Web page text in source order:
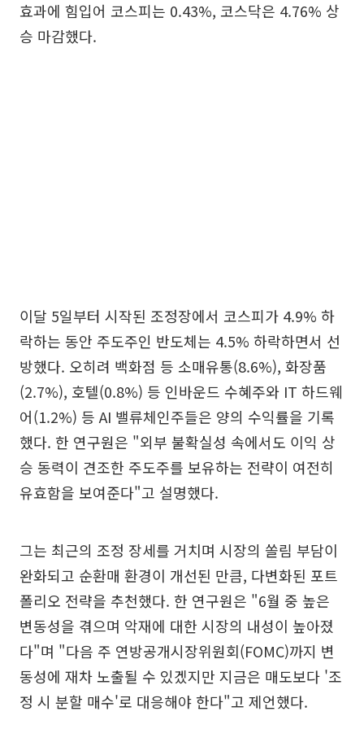
효과에 힘입어 코스피는 0.43%, 코스닥은 4.76% 상
승 마감했다.
이달 5일부터 시작된 조정장에서 코스피가 4.9% 하
락하는 동안 주도주인 반도체는 4.5% 하락하면서 선
방했다. 오히려 백화점 등 소매유통(8.6%), 화장품
(2.7%), 호텔(0.8%) 등 인바운드 수혜주와 IT 하드웨
어(1.2%) 등 AI 밸류체인주들은 양의 수익률을 기록
했다. 한 연구원은 "외부 불확실성 속에서도 이익 상
승 동력이 견조한 주도주를 보유하는 전략이 여전히
유효함을 보여준다"고 설명했다.
그는 최근의 조정 장세를 거치며 시장의 쏠림 부담이
완화되고 순환매 환경이 개선된 만큼, 다변화된 포트
폴리오 전략을 추천했다. 한 연구원은 "6월 중 높은
변동성을 겪으며 악재에 대한 시장의 내성이 높아졌
다"며 "다음 주 연방공개시장위원회(FOMC)까지 변
동성에 재차 노출될 수 있겠지만 지금은 매도보다 '조
정 시 분할 매수'로 대응해야 한다"고 제언했다.